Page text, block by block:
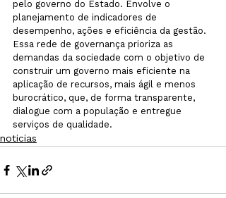
pelo governo do Estado. Envolve o
planejamento de indicadores de
desempenho, ações e eficiência da gestão.
Essa rede de governança prioriza as
demandas da sociedade com o objetivo de
construir um governo mais eficiente na
aplicação de recursos, mais ágil e menos
burocrático, que, de forma transparente,
dialogue com a população e entregue
serviços de qualidade.
noticias